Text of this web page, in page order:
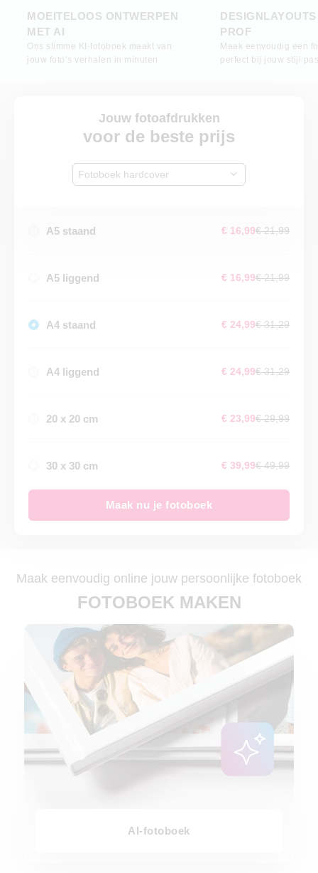
MOEITELOOS ONTWERPEN
MET AI
Ons slimme KI-fotoboek maakt van
jouw foto’s verhalen in minuten
PROF
Maak eenvoudig een
perfect bij jouw stijl
Jouw fotoafdrukken
voor de beste prijs
Fotoboek hardcover
A5 staand € 16,99€ 21,99
A5 liggend € 16,99€ 21,99
A4 staand € 24,99€ 31,29
A4 liggend € 24,99€ 31,29
20 x 20 cm € 23,99€ 29,99
30 x 30 cm € 39,99€ 49,99
Maak nu je fotoboek
Maak eenvoudig online jouw persoonlijke fotoboek
FOTOBOEK MAKEN
AI-fotoboek